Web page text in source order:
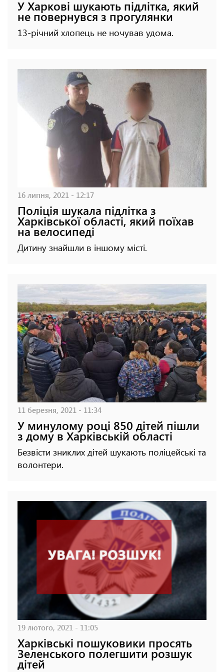
У Харкові шукають підлітка, який
не повернувся з прогулянки
13-річний хлопець не ночував удома.
16 липня, 2021 - 12:17
Поліція шукала підлітка з
Харківської області, який поїхав
на велосипеді
Дитину знайшли в іншому місті.
11 березня, 2021 - 11:34
У минулому році 850 дітей пішли
з дому в Харківській області
Безвісти зниклих дітей шукають поліцейські та
волонтери.
19 лютого, 2021 - 11:05
Харківські пошуковики просять
Зеленського полегшити розшук
дітей